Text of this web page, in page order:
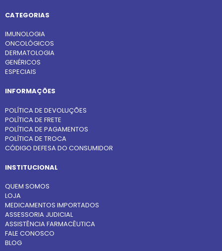
CATEGORIAS
IMUNOLOGIA
ONCOLÓGICOS
DERMATOLOGIA
GENÉRICOS
ESPECIAIS
INFORMAÇÕES
POLÍTICA DE DEVOLUÇÕES
POLÍTICA DE FRETE
POLÍTICA DE PAGAMENTOS
POLÍTICA DE TROCA
CÓDIGO DEFESA DO CONSUMIDOR
INSTITUCIONAL
QUEM SOMOS
LOJA
MEDICAMENTOS IMPORTADOS
ASSESSORIA JUDICIAL
ASSISTÊNCIA FARMACÊUTICA
FALE CONOSCO
BLOG